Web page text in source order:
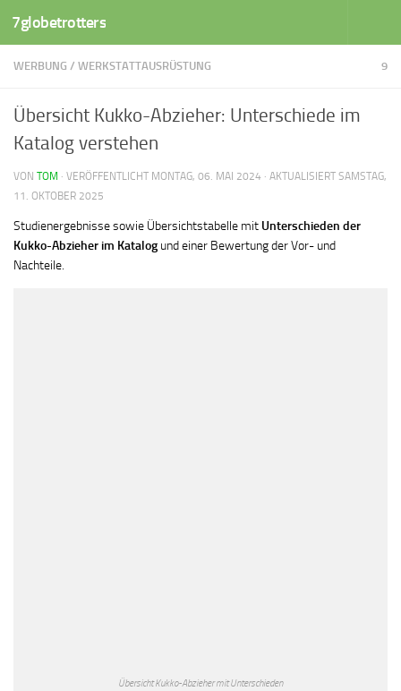
Zum Inhalt springen
7globetrotters
WERBUNG / WERKSTATTAUSRÜSTUNG 9
Übersicht Kukko-Abzieher: Unterschiede im
Katalog verstehen
VON TOM · VERÖFFENTLICHT MONTAG, 06. MAI 2024 · AKTUALISIERT SAMSTAG,
11. OKTOBER 2025
Studienergebnisse sowie Übersichtstabelle mit Unterschieden der
Kukko-Abzieher im Katalog und einer Bewertung der Vor- und
Nachteile.
Übersicht Kukko-Abzieher mit Unterschieden